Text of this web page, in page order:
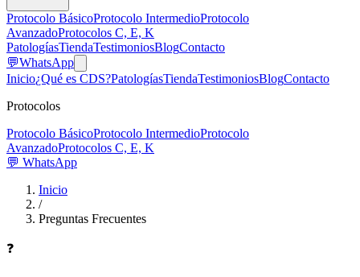
Protocolo BásicoProtocolo IntermedioProtocolo
AvanzadoProtocolos C, E, K
PatologíasTiendaTestimoniosBlogContacto
💬WhatsApp
Inicio¿Qué es CDS?PatologíasTiendaTestimoniosBlogContacto
Protocolos
Protocolo BásicoProtocolo IntermedioProtocolo
AvanzadoProtocolos C, E, K
💬 WhatsApp
Inicio
/
Preguntas Frecuentes
❓